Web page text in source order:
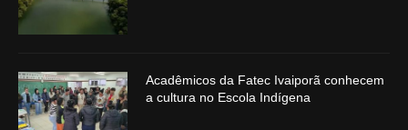
Acadêmicos da Fatec Ivaiporã conhecem
a cultura no Escola Indígena